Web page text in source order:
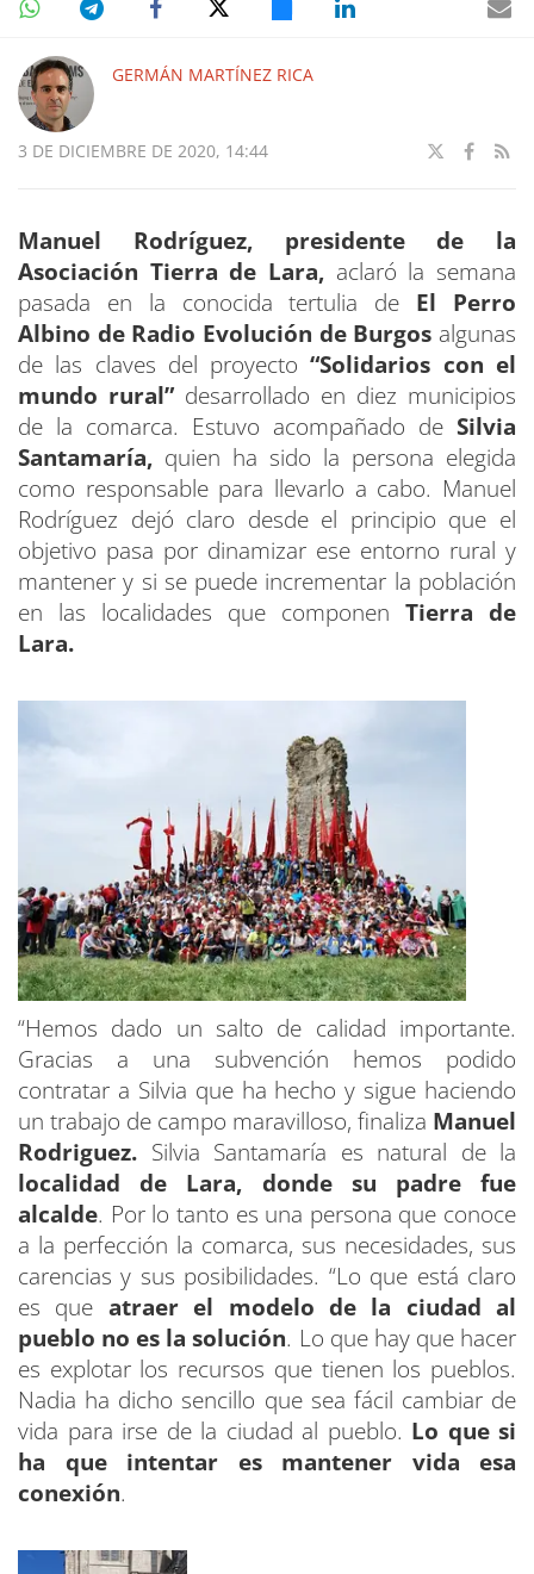
GERMÁN MARTÍNEZ RICA
3 DE DICIEMBRE DE 2020, 14:44
Manuel Rodríguez, presidente de la
Asociación Tierra de Lara, aclaró la semana
pasada en la conocida tertulia de El Perro
Albino de Radio Evolución de Burgos algunas
de las claves del proyecto“Solidarios con el
mundo rural”desarrollado en diez municipios
de la comarca. Estuvo acompañado de Silvia
Santamaría, quien ha sido la persona elegida
como responsable para llevarlo a cabo. Manuel
Rodríguez dejó claro desde el principio que el
objetivo pasa por dinamizar ese entorno rural y
mantener y si se puede incrementar la población
en las localidades que componen Tierra de
Lara.
“Hemos dado un salto de calidad importante.
Gracias a una subvención hemos podido
contratar a Silvia que ha hecho y sigue haciendo
un trabajo de campo maravilloso, finaliza Manuel
Rodriguez. Silvia Santamaría es natural de la
localidad de Lara, donde su padre fue
alcalde. Por lo tanto es una persona que conoce
a la perfección la comarca, sus necesidades, sus
carencias y sus posibilidades. “Lo que está claro
es que atraer el modelo de la ciudad al
pueblo no es la solución. Lo que hay que hacer
es explotar los recursos que tienen los pueblos.
Nadia ha dicho sencillo que sea fácil cambiar de
vida para irse de la ciudad al pueblo. Lo que si
ha que intentar es mantener vida esa
conexión.